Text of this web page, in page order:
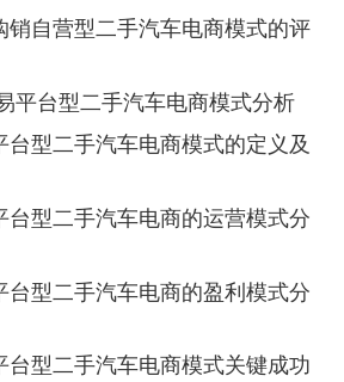
自营型二手汽车电商模式的评
平台型二手汽车电商模式分析
型二手汽车电商模式的定义及
台型二手汽车电商的运营模式分
型二手汽车电商的盈利模式分
台型二手汽车电商模式关键成功